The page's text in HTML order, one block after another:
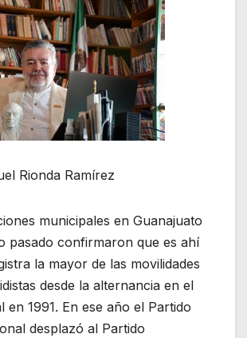
Rionda Ramírez
municipales en Guanajuato
pasado confirmaron que es ahí
la mayor de las movilidades
desde la alternancia en el
en 1991. En ese año el Partido
desplazó al Partido